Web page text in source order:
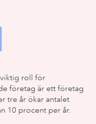
roll för
företag är ett företag
tre år ökar antalet
10 procent per år.